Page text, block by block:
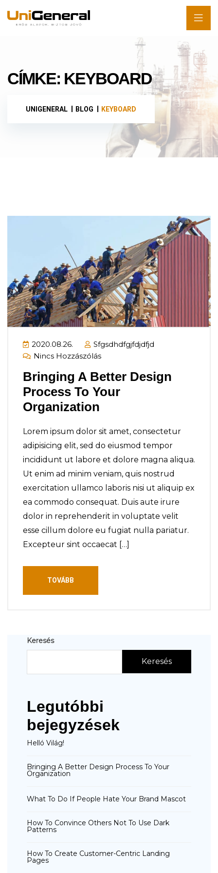
CÍMKE: KEYBOARD
UNIGENERAL BLOG KEYBOARD
2020.08.26.
Sfgsdhdfgjfdjdfjd
Nincs Hozzászólás
Bringing A Better Design
Process To Your
Organization
Lorem ipsum dolor sit amet, consectetur
adipisicing elit, sed do eiusmod tempor
incididunt ut labore et dolore magna aliqua.
Ut enim ad minim veniam, quis nostrud
exercitation ullamco laboris nisi ut aliquip ex
ea commodo consequat. Duis aute irure
dolor in reprehenderit in voluptate velit
esse cillum dolore eu fugiat nulla pariatur.
Excepteur sint occaecat […]
TOVÁBB
Keresés
Keresés
Legutóbbi
bejegyzések
Helló Világ!
Bringing A Better Design Process To Your
Organization
What To Do If People Hate Your Brand Mascot
How To Convince Others Not To Use Dark
Patterns
How To Create Customer-Centric Landing
Pages